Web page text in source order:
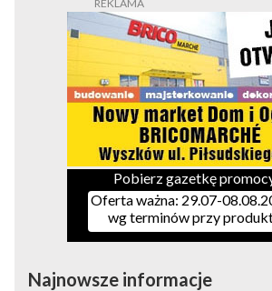
Pobierz gazetkę
Oferta ważna: 29.07-
wg terminów przy
Najnowsze informacje